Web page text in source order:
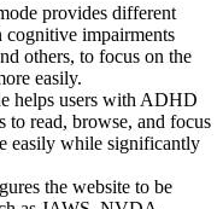
provides different
cognitive impairments
others, to focus on the
easily.
helps users with ADHD
to read, browse, and focus
easily while significantly
the website to be